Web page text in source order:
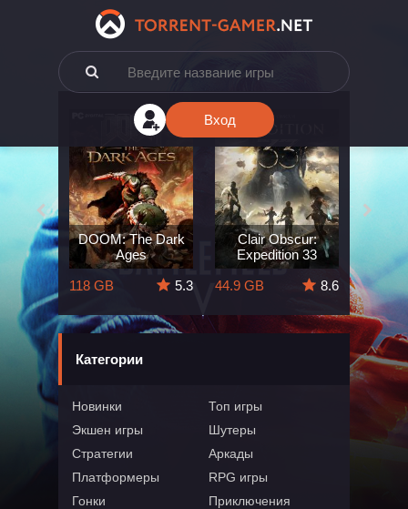
Вход
The
5.7
DOOM: The Dark
Ages
118 GB
5.3
Clair Obscur:
Expedition 33
44.9 GB
8.6
164 GB
Категории
Новинки
Топ игры
Экшен игры
Шутеры
Стратегии
Аркады
Платформеры
RPG игры
Гонки
Приключения